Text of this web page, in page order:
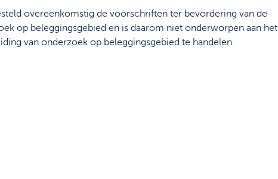
overeenkomstig de voorschriften ter bevordering van de
op beleggingsgebied en is daarom niet onderworpen aan het
van onderzoek op beleggingsgebied te handelen.